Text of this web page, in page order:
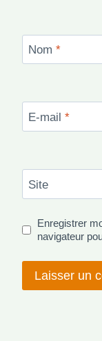
Nom *
E-mail *
Site
Enregistrer
navigateur